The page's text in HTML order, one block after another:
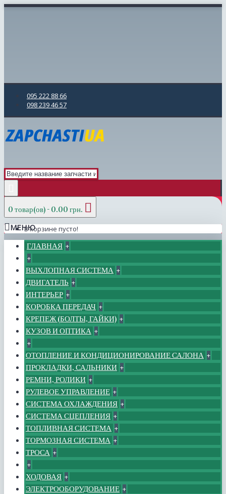
095 222 88 66
098 239 46 57
0 товар(ов) - 0.00 грн.
В корзине пусто!
МЕНЮ
ГЛАВНАЯ +
+
ВЫХЛОПНАЯ СИСТЕМА +
ДВИГАТЕЛЬ +
ИНТЕРЬЕР +
КОРОБКА ПЕРЕДАЧ +
КРЕПЕЖ (БОЛТЫ, ГАЙКИ) +
КУЗОВ И ОПТИКА +
+
ОТОПЛЕНИЕ И КОНДИЦИОНИРОВАНИЕ САЛОНА +
ПРОКЛАДКИ, САЛЬНИКИ +
РЕМНИ, РОЛИКИ +
РУЛЕВОЕ УПРАВЛЕНИЕ +
СИСТЕМА ОХЛАЖДЕНИЯ +
СИСТЕМА СЦЕПЛЕНИЯ +
ТОПЛИВНАЯ СИСТЕМА +
ТОРМОЗНАЯ СИСТЕМА +
ТРОСА +
+
ХОДОВАЯ +
ЭЛЕКТРООБОРУДОВАНИЕ +